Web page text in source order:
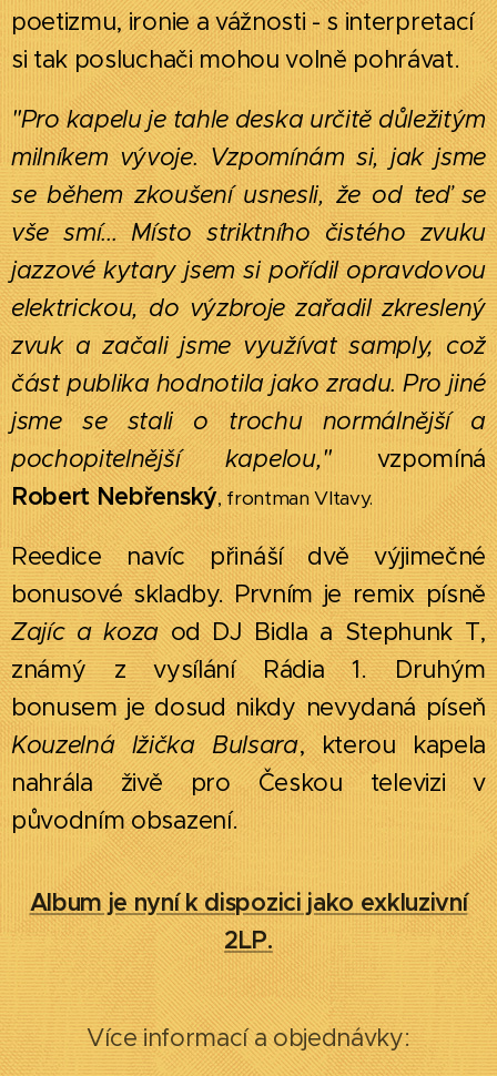
poetizmu, ironie a vážnosti - s interpretací
si tak posluchači mohou volně pohrávat.
"Pro kapelu je tahle deska určitě důležitým
milníkem vývoje. Vzpomínám si, jak jsme
se během zkoušení usnesli, že od teď se
vše smí... Místo striktního čistého zvuku
jazzové kytary jsem si pořídil opravdovou
elektrickou, do výzbroje zařadil zkreslený
zvuk a začali jsme využívat samply, což
část publika hodnotila jako zradu. Pro jiné
jsme se stali o trochu normálnější a
pochopitelnější kapelou,"vzpomíná
Robert Nebřenský, frontman Vltavy.
Reedice navíc přináší dvě výjimečné
bonusové skladby. Prvním je remix písně
Zajíc a kozaod DJ Bidla a Stephunk T,
známý z vysílání Rádia 1. Druhým
bonusem je dosud nikdy nevydaná píseň
Kouzelná lžička Bulsara, kterou kapela
nahrála živě pro Českou televizi v
původním obsazení.
Album je nyní k dispozici jako exkluzivní
2LP.
Více informací a objednávky: